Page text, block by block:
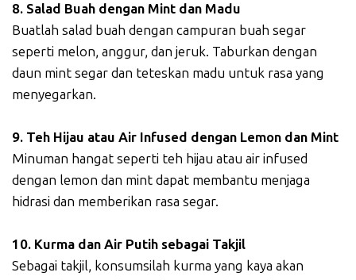
8. Salad Buah dengan Mint dan Madu
Buatlah salad buah dengan campuran buah segar
seperti melon, anggur, dan jeruk. Taburkan dengan
daun mint segar dan teteskan madu untuk rasa yang
menyegarkan.
9. Teh Hijau atau Air Infused dengan Lemon dan Mint
Minuman hangat seperti teh hijau atau air infused
dengan lemon dan mint dapat membantu menjaga
hidrasi dan memberikan rasa segar.
10. Kurma dan Air Putih sebagai Takjil
Sebagai takjil, konsumsilah kurma yang kaya akan